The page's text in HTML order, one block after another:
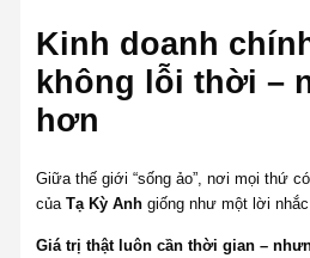
Kinh doanh
không lỗi thời –
hơn
Giữa thế giới “sống ảo”, nơi mọi thứ
củaTạ Kỳ Anh giống như một lời
Giá trị thật luôn cần thời gian –